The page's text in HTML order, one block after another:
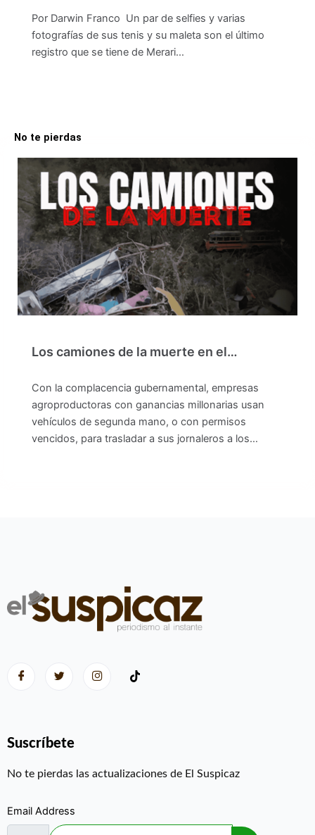
Por Darwin Franco Un par de selfies y varias
fotografías de sus tenis y su maleta son el último
registro que se tiene de Merari…
No te pierdas
Los camiones de la muerte en el…
Con la complacencia gubernamental, empresas
agroproductoras con ganancias millonarias usan
vehículos de segunda mano, o con permisos
vencidos, para trasladar a sus jornaleros a los…
Suscríbete
No te pierdas las actualizaciones de El Suspicaz
Email Address